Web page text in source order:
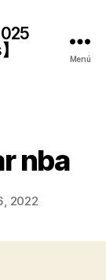
Menú
nba
2022